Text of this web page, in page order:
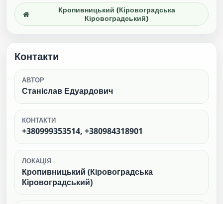
Кропивницький (Кіровоградська
Кіровоградський)
Контакти
АВТОР
Станіслав Едуардович
КОНТАКТИ
+380999353514, +380984318901
ЛОКАЦІЯ
Кропивницький (Кіровоградська
Кіровоградський)